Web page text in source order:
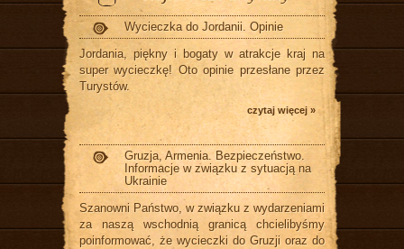
Wycieczka do Jordanii. Opinie
Jordania, piękny i bogaty w atrakcje kraj na
super wycieczkę! Oto opinie przesłane przez
Turystów.
czytaj więcej »
Gruzja, Armenia. Bezpieczeństwo.
Informacje w związku z sytuacją na
Ukrainie
Szanowni Państwo, w związku z wydarzeniami
za naszą wschodnią granicą chcielibyśmy
poinformować, że wycieczki do Gruzji oraz do